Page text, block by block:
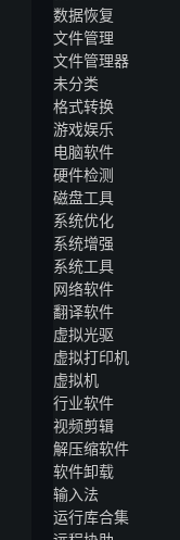
数据恢复
文件管理
文件管理器
未分类
格式转换
游戏娱乐
电脑软件
硬件检测
磁盘工具
系统优化
系统增强
系统工具
网络软件
翻译软件
虚拟光驱
虚拟打印机
虚拟机
行业软件
视频剪辑
解压缩软件
软件卸载
输入法
运行库合集